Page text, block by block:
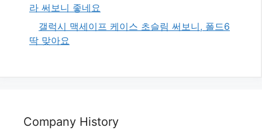
라 써보니 좋네요
갤럭시 맥세이프 케이스 초슬림 써보니, 폴드6
딱 맞아요
Company History